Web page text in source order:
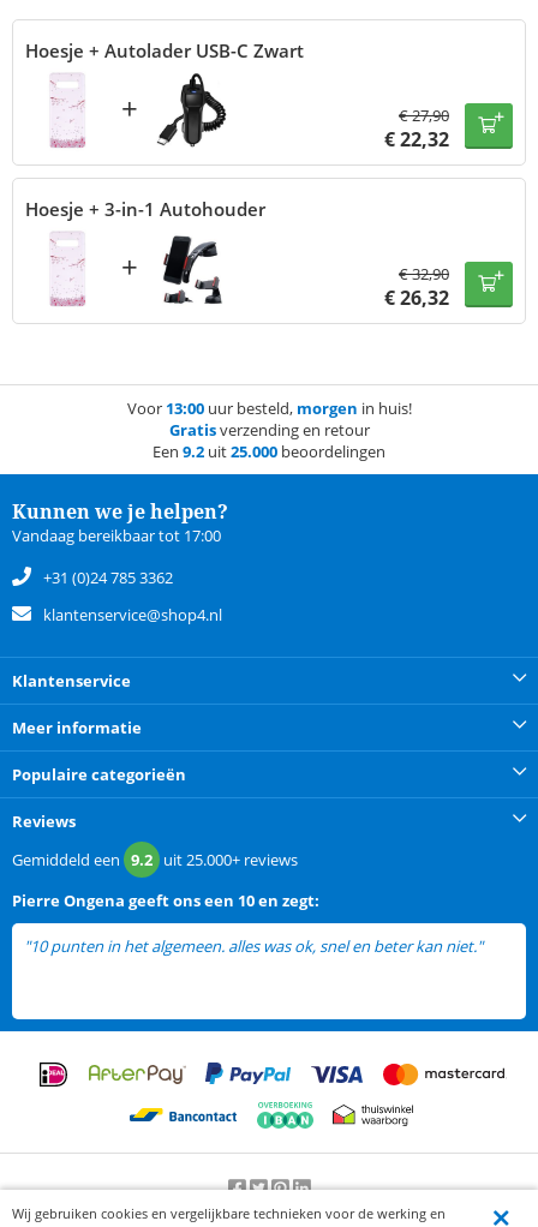
Hoesje + Autolader USB-C Zwart
+ €27,90
€22,32
Hoesje + 3-in-1 Autohouder
+ €32,90
€26,32
Voor 13:00uur besteld, morgen in huis!
Gratisverzending en retour
Een 9.2 uit25.000 beoordelingen
Kunnen we je helpen?
Vandaag bereikbaar tot 17:00
+31 (0)24 785 3362
klantenservice@shop4.nl
Klantenservice
Meer informatie
Populaire categorieën
Reviews
Gemiddeld een 9.2 uit25.000+ reviews
Pierre Ongena geeft ons een 10 en zegt:
"10 punten in het algemeen. alles was ok, snel en beter kan niet."
Beoordeling door klanten:9.2/10-25000beoordelingen
Wij gebruiken cookies en vergelijkbare technieken voor de werking en